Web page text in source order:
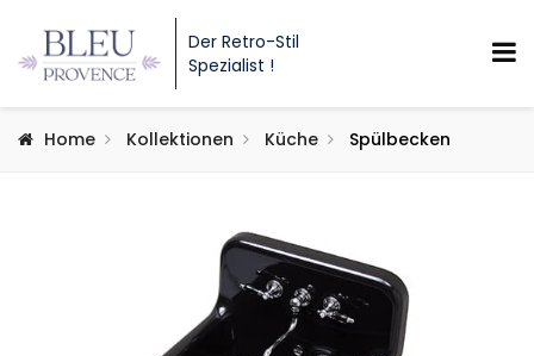
Der Retro-Stil
Spezialist !
Home Kollektionen Küche Spülbecken